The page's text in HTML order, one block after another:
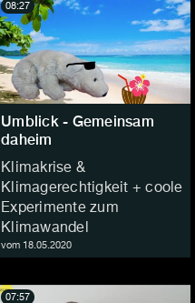
Umblick - Gemeinsam
daheim
Klimakrise &
Klimagerechtigkeit + coole
Experimente zum
Klimawandel
vom 18.05.2020
08:27
07:57